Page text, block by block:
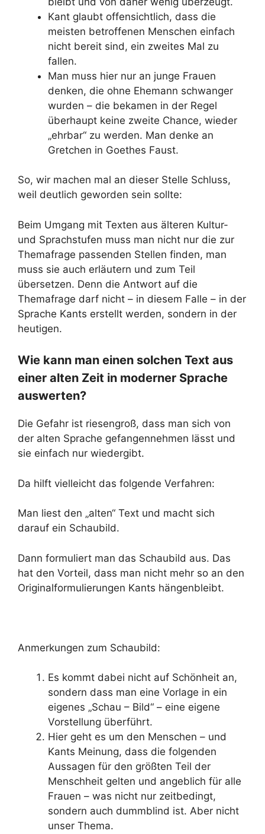
Kant glaubt offensichtlich, dass die
meisten betroffenen Menschen einfach
nicht bereit sind, ein zweites Mal zu
fallen.
Man muss hier nur an junge Frauen
denken, die ohne Ehemann schwanger
wurden – die bekamen in der Regel
überhaupt keine zweite Chance, wieder
„ehrbar“ zu werden. Man denke an
Gretchen in Goethes Faust.
So, wir machen mal an dieser Stelle Schluss,
weil deutlich geworden sein sollte:
Beim Umgang mit Texten aus älteren Kultur-
und Sprachstufen muss man nicht nur die zur
Themafrage passenden Stellen finden, man
muss sie auch erläutern und zum Teil
übersetzen. Denn die Antwort auf die
Themafrage darf nicht – in diesem Falle – in der
Sprache Kants erstellt werden, sondern in der
heutigen.
Wie kann man einen solchen Text aus
einer alten Zeit in moderner Sprache
auswerten?
Die Gefahr ist riesengroß, dass man sich von
der alten Sprache gefangennehmen lässt und
sie einfach nur wiedergibt.
Da hilft vielleicht das folgende Verfahren:
Man liest den „alten“ Text und macht sich
darauf ein Schaubild.
Dann formuliert man das Schaubild aus. Das
hat den Vorteil, dass man nicht mehr so an den
Originalformulierungen Kants hängenbleibt.
Anmerkungen zum Schaubild:
Es kommt dabei nicht auf Schönheit an,
sondern dass man eine Vorlage in ein
eigenes „Schau – Bild“ – eine eigene
Vorstellung überführt.
Hier geht es um den Menschen – und
Kants Meinung, dass die folgenden
Aussagen für den größten Teil der
Menschheit gelten und angeblich für alle
Frauen – was nicht nur zeitbedingt,
sondern auch dummblind ist. Aber nicht
unser Thema.